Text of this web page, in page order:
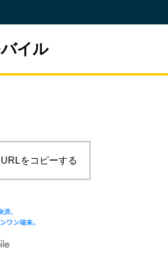
イル
をコピーする